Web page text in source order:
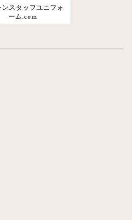
ンスタッフユニフォ
ーム.com